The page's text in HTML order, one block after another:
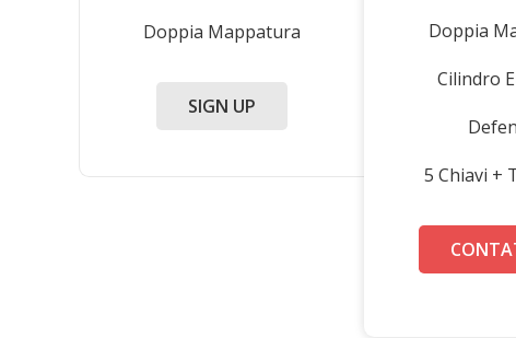
Doppia Mappatura
SIGN UP
Doppia
Cilindro
5 Chiavi +